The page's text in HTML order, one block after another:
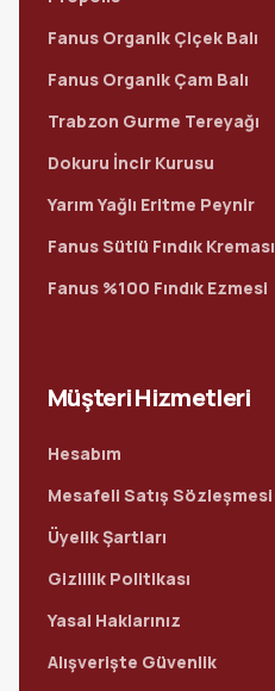
Fanus Organik Çiçek Balı
Fanus Organik Çam Balı
Trabzon Gurme Tereyağı
Dokuru İncir Kurusu
Yarım Yağlı Eritme Peynir
Fanus Sütlü Fındık Kreması
Fanus %100 Fındık Ezmesi
Müşteri Hizmetleri
Hesabım
Mesafeli Satış Sözleşmesi
Üyelik Şartları
Gizlilik Politikası
Yasal Haklarınız
Alışverişte Güvenlik